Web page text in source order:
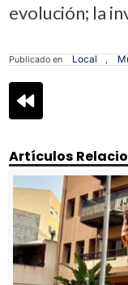
evolución; la
Publicado en Local ,
Navegación
de
Artículos